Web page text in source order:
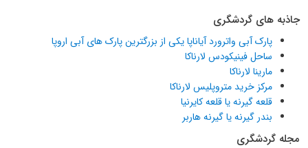
جاذبه های گردشگری
پارک آبی واترورد آیاناپا یکی از بزرگترین پارک های آبی اروپا
ساحل فینیکودس لارناکا
مارینا لارناکا
مرکز خرید متروپلیس لارناکا
قلعه گیرنه یا قلعه کایرنیا
بندر گیرنه یا گیرنه هاربر
مجله گردشگری